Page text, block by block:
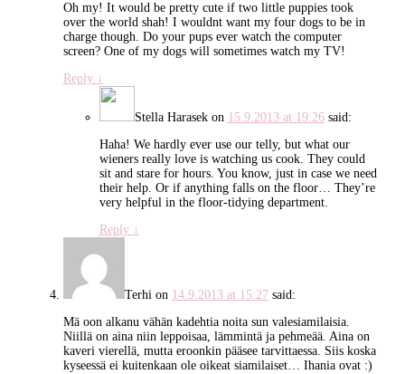
Oh my! It would be pretty cute if two little puppies took
over the world shah! I wouldnt want my four dogs to be in
charge though. Do your pups ever watch the computer
screen? One of my dogs will sometimes watch my TV!
Reply ↓
Stella Harasekon 15.9.2013 at 19:26 said:
Haha! We hardly ever use our telly, but what our
wieners really love is watching us cook. They could
sit and stare for hours. You know, just in case we need
their help. Or if anything falls on the floor… They’re
very helpful in the floor-tidying department.
Reply ↓
Terhion 14.9.2013 at 15:27 said:
Mä oon alkanu vähän kadehtia noita sun valesiamilaisia.
Niillä on aina niin leppoisaa, lämmintä ja pehmeää. Aina on
kaveri vierellä, mutta eroonkin pääsee tarvittaessa. Siis koska
kyseessä ei kuitenkaan ole oikeat siamilaiset… Ihania ovat :)